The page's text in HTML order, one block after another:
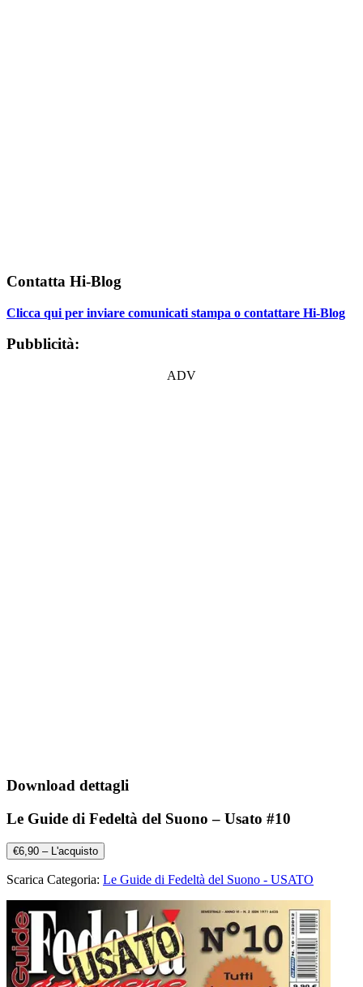
Contatta Hi-Blog
Clicca qui per inviare comunicati stampa o contattare Hi-Blog
Pubblicità:
ADV
Download dettagli
Le Guide di Fedeltà del Suono – Usato #10
€6,90 – L'acquisto
Scarica Categoria: Le Guide di Fedeltà del Suono - USATO